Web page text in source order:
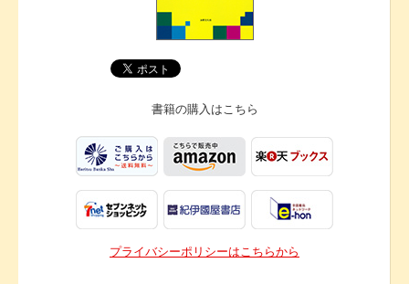
書籍の購入はこちら
プライバシーポリシーはこちらから